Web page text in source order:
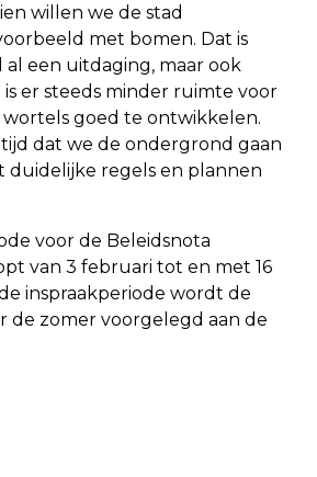
willen we de stad
met bomen. Dat is
een uitdaging, maar ook
er steeds minder ruimte voor
goed te ontwikkelen.
dat we de ondergrond gaan
duidelijke regels en plannen
voor de Beleidsnota
van 3 februari tot en met 16
inspraakperiode wordt de
de zomer voorgelegd aan de